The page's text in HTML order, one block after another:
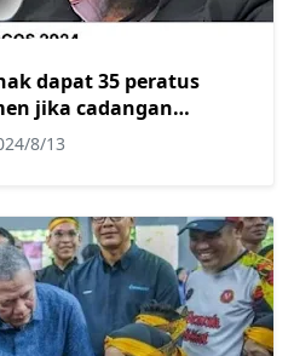
dapat 35 peratus
jika cadangan
diluluskan
8/13